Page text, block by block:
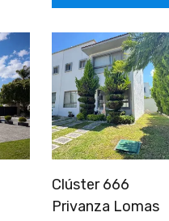
Clúster 666
Privanza Lomas